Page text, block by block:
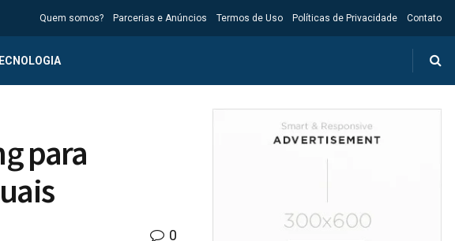
Quem somos? Parcerias e Anúncios Termos de Uso Políticas de Privacidade Contato
para
0